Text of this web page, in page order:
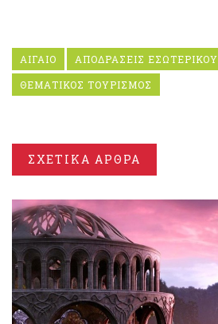
ΑΙΓΑΙΟ
ΑΠΟΔΡΑΣΕΙΣ ΕΣΩΤΕΡΙΚΟΥ
ΘΕΜΑΤΙΚΟΣ ΤΟΥΡΙΣΜΟΣ
ΣΧΕΤΙΚΑ ΑΡΘΡΑ